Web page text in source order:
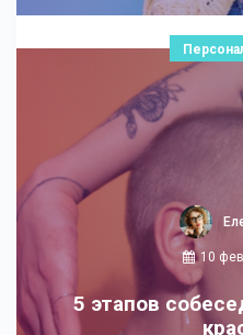
10
5 этапов